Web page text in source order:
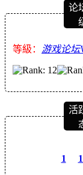
论
等級： 游戏论坛
活
1